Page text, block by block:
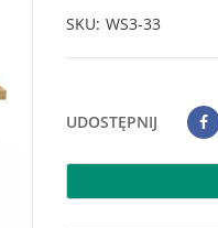
SKU WS3-33
UDOSTĘPNIJ